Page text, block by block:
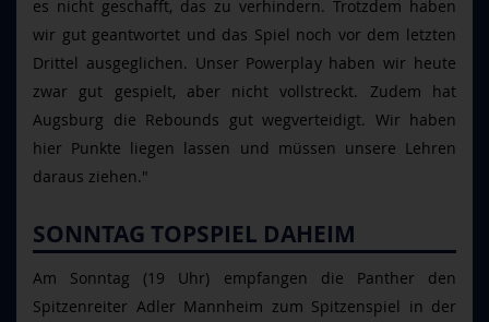
es nicht geschafft, das zu verhindern. Trotzdem haben
wir gut geantwortet und das Spiel noch vor dem letzten
Drittel ausgeglichen. Unser Powerplay haben wir heute
zwar gut gespielt, aber nicht vollstreckt. Zudem hat
Augsburg die Rebounds gut wegverteidigt. Wir haben
hier Punkte liegen lassen und müssen unsere Lehren
daraus ziehen."
SONNTAG TOPSPIEL DAHEIM
Am Sonntag (19 Uhr) empfangen die Panther den
Spitzenreiter Adler Mannheim zum Spitzenspiel in der